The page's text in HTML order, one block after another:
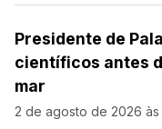
Presidente de
científicos antes
mar
2 de agosto de 2026 às